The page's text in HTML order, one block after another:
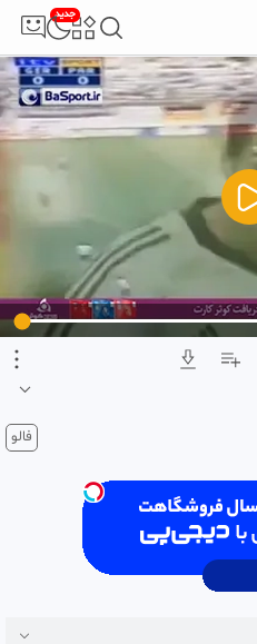
جدید
فالو